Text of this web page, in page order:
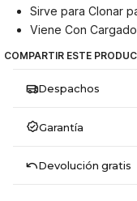
Sirve para Clonar
Viene Con
COMPARTIR ESTE
Despachos
Garantía
Devolución gratis